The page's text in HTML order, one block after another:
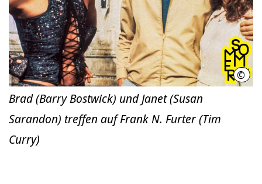
© Mit
Brad (Barry Bostwick) und Janet (Susan
Sarandon) treffen auf Frank N. Furter (Tim
Curry)